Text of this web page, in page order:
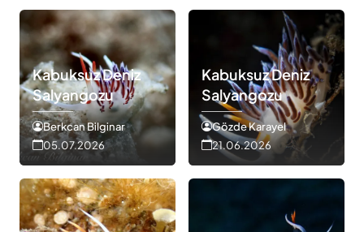
Kabuksuz Deniz
Salyangozu
Berkcan Bilginar
05.07.2026
Kabuksuz Deniz
Salyangozu
Gözde Karayel
21.06.2026